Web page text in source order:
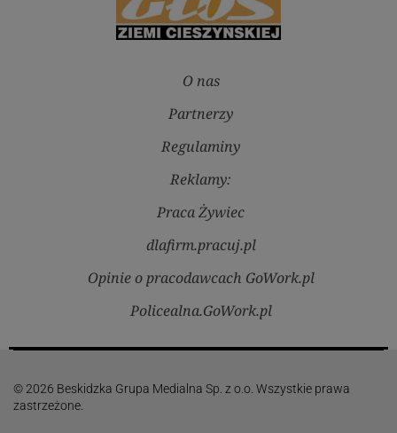
O nas
Partnerzy
Regulaminy
Reklamy:
Praca Żywiec
dlafirm.pracuj.pl
Opinie o pracodawcach GoWork.pl
Policealna.GoWork.pl
© 2026 Beskidzka Grupa Medialna Sp. z o.o. Wszystkie prawa
zastrzeżone.